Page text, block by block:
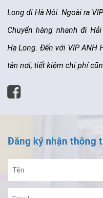
Long đi Hà Nội. Ngoài ra
Chuyển hàng nhanh đi
Hạ Long. Đến với VIP ANH
tận nơi, tiết kiệm chi phí
Đăng ký nhận thông